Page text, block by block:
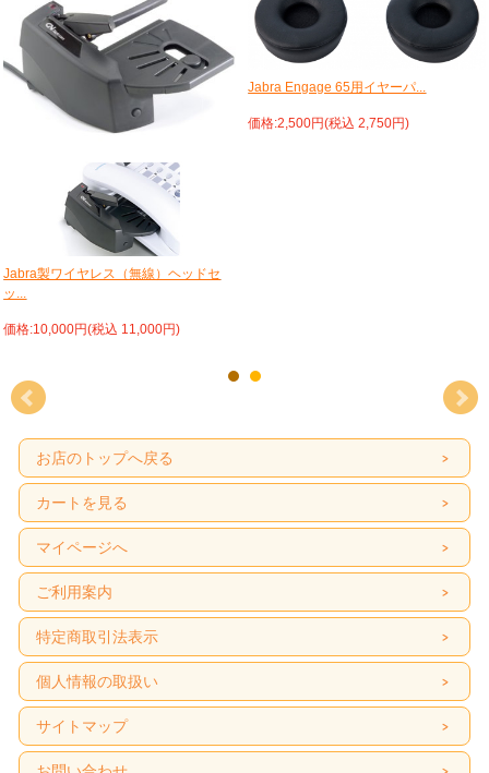
Jabra製ワイヤレス（無線）ヘッドセ
ッ...
価格:10,000円(税込 11,000円)
Jabra Engage 65用イヤーパ...
価格:2,500円(税込 2,750円)
お店のトップへ戻る
カートを見る
マイページへ
ご利用案内
特定商取引法表示
個人情報の取扱い
サイトマップ